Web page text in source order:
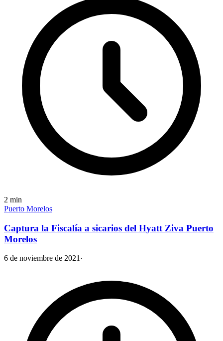
2 min
Puerto Morelos
Captura la Fiscalía a sicarios del Hyatt Ziva Puerto
Morelos
6 de noviembre de 2021·